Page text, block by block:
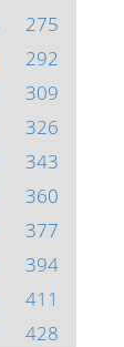
275
292
309
326
343
360
377
394
411
428